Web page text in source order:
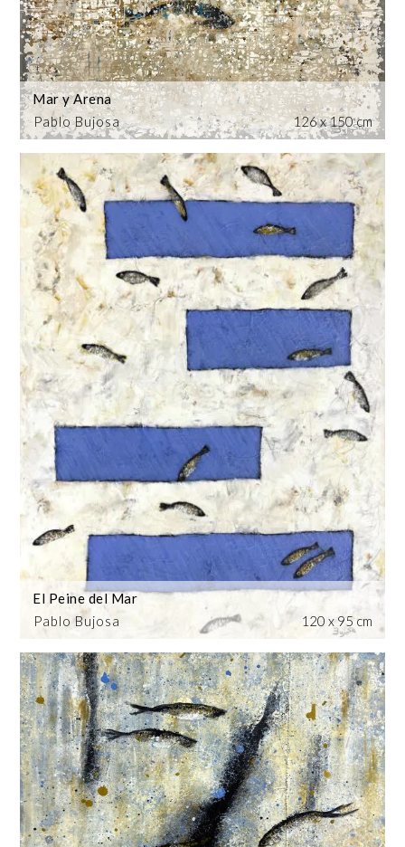
Pablo Bujosa
Mar y Arena
126 x 150 cm
Pablo Bujosa
El Peine del Mar
120 x 95 cm